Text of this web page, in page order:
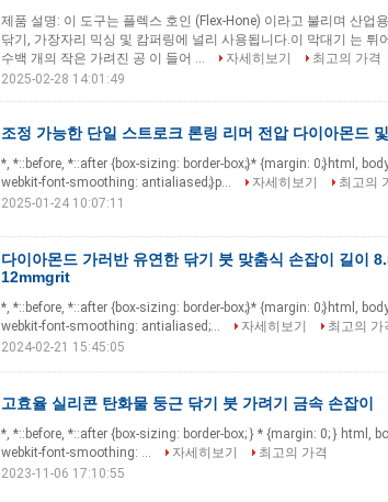
제품 설명: 이 도구는 플렉스 호인 (Flex-Hone) 이라고 불리며 산업
닦기, 가장자리 믹싱 및 캄퍼링에 널리 사용됩니다.이 막대기 는 튀
수백 개의 작은 가려진 공 이 들어 ...
자세히보기
최고의 가격
2025-02-28 14:01:49
조정 가능한 단일 스트로크 론링 리머 전압 다이아몬드
*, *::before, *::after {box-sizing: border-box;}* {margin: 0;}html,
webkit-font-smoothing: antialiased;}p...
자세히보기
최고의
2025-01-24 10:07:11
다이아몬드 가러반 유연한 닦기 붓 맞춤식 손잡이 길이
12mmgrit
*, *::before, *::after {box-sizing: border-box;}* {margin: 0;}html,
webkit-font-smoothing: antialiased;...
자세히보기
최고의 가
2024-02-21 15:45:05
고효율 실리콘 탄화물 둥근 닦기 붓 가려기 금속 손잡이
*, *::before, *::after {box-sizing: border-box; } * {margin: 0; } html,
webkit-font-smoothing: ...
자세히보기
최고의 가격
2023-11-06 17:10:55